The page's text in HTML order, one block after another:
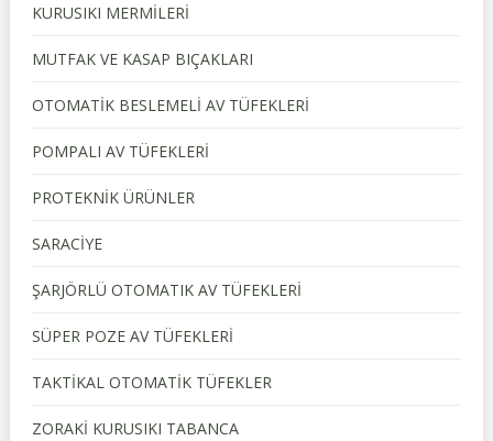
KURUSIKI MERMİLERİ
MUTFAK VE KASAP BIÇAKLARI
OTOMATİK BESLEMELİ AV TÜFEKLERİ
POMPALI AV TÜFEKLERİ
PROTEKNİK ÜRÜNLER
SARACİYE
ŞARJÖRLÜ OTOMATIK AV TÜFEKLERİ
SÜPER POZE AV TÜFEKLERİ
TAKTİKAL OTOMATİK TÜFEKLER
ZORAKİ KURUSIKI TABANCA